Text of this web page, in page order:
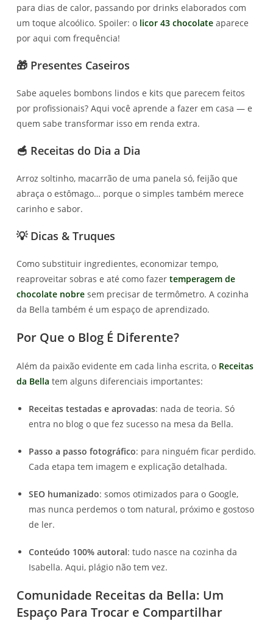
para dias de calor, passando por drinks elaborados com
um toque alcoólico. Spoiler: o licor 43 chocolate aparece
por aqui com frequência!
🎁 Presentes Caseiros
Sabe aqueles bombons lindos e kits que parecem feitos
por profissionais? Aqui você aprende a fazer em casa — e
quem sabe transformar isso em renda extra.
🥣 Receitas do Dia a Dia
Arroz soltinho, macarrão de uma panela só, feijão que
abraça o estômago… porque o simples também merece
carinho e sabor.
💡 Dicas & Truques
Como substituir ingredientes, economizar tempo,
reaproveitar sobras e até como fazertemperagem de
chocolate nobre sem precisar de termômetro. A cozinha
da Bella também é um espaço de aprendizado.
Por Que o Blog É Diferente?
Além da paixão evidente em cada linha escrita, o Receitas
da Bella tem alguns diferenciais importantes:
Receitas testadas e aprovadas: nada de teoria. Só
entra no blog o que fez sucesso na mesa da Bella.
Passo a passo fotográfico: para ninguém ficar perdido.
Cada etapa tem imagem e explicação detalhada.
SEO humanizado: somos otimizados para o Google,
mas nunca perdemos o tom natural, próximo e gostoso
de ler.
Conteúdo 100% autoral: tudo nasce na cozinha da
Isabella. Aqui, plágio não tem vez.
Comunidade Receitas da Bella: Um
Espaço Para Trocar e Compartilhar